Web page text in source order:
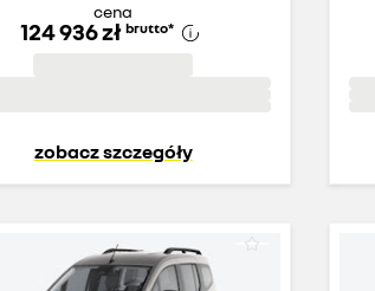
cena
124 936 zł brutto*
zobacz szczegóły